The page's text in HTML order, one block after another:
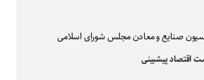
صنایع و معادن مجلس شورای اسلامی
اقتصاد پیشبینی